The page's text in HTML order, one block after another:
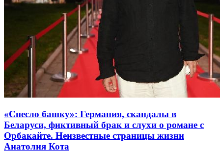
«Снесло башку»: Германия, скандалы в
Беларуси, фиктивный брак и слухи о романе с
Орбакайте. Неизвестные страницы жизни
Анатолия Кота